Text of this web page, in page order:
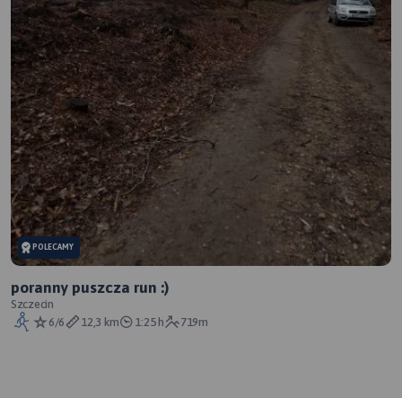
POLECAMY
poranny puszcza run :)
Szczecin
6/6
12,3 km 1:25 h 719m